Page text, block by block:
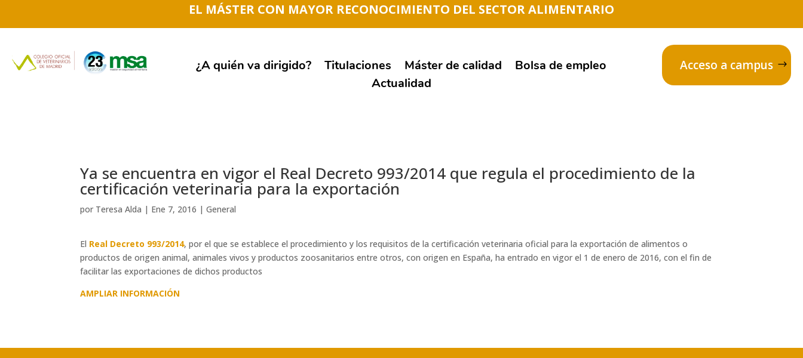
EL MÁSTER CON MAYOR RECONOCIMIENTO DEL SECTOR ALIMENTARIO
¿A quién va dirigido? Titulaciones Máster de calidad
Bolsa de empleo
Actualidad
Acceso a campus
Ya se encuentra en vigor el Real Decreto 993/2014 que regula el procedimiento de la
certificación veterinaria para la exportación
por Teresa Alda | Ene 7, 2016 |General
El Real Decreto 993/2014, por el que se establece el procedimiento y los requisitos de la certificación veterinaria oficial para la exportación de alimentos o
productos de origen animal, animales vivos y productos zoosanitarios entre otros, con origen en España, ha entrado en vigor el 1 de enero de 2016, con el fin de
facilitar las exportaciones de dichos productos
AMPLIAR INFORMACIÓN